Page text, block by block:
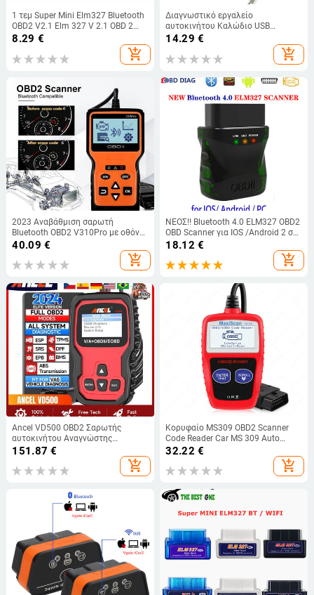
1 τεμ Super Mini Elm327 Bluetooth
OBD2 V2.1 Elm 327 V 2.1 OBD 2
Car Diagnostic Tool Scanner Car Co
8.29 €
add_shopping_cart
Διαγνωστικό εργαλείο
αυτοκινήτου Καλώδιο USB
VAG409.1 Vag 409 OBD2 Καλώδιο
για Volkswagen VW Passat Jetta
Golf Touareg VAG-COM_KKL409
14.29 €
add_shopping_cart
2023 Αναβάθμιση σαρωτή
Bluetooth OBD2 V310Pro με οθόνη
LCD Διαγνωστικός αναγνώστης
σφαλμάτων αυτοκινήτου για όλα
τα οχήματα OBDII από το 1996
40.09 €
add_shopping_cart
ΝΕΟΣ!! Bluetooth 4.0 ELM327 OBD2
OBD Scanner για IOS /Android 2 σε
1 Αναγνώστης κώδικα Διαγραφή
σφάλματος Διαγνωστικό εργαλείο
ελέγχου Φωτεινή ένδειξη
18.12 €
add_shopping_cart
Ancel VD500 OBD2 Σαρωτής
αυτοκινήτου Αναγνώστης
κωδικού αυτοκινήτου Επαναφορά
λαδιού EPB DTC TP ABS SRS
Πλήρες διαγνωστικό εργαλείο
151.87 €
add_shopping_cart
Κορυφαίο MS309 OBD2 Scanner
Code Reader Car MS 309 Auto
Diagnostic Tool OBD 2 όχημα
Αναγνώστης κωδικών κινητήρα
καλύτερο από το ELM327 OBD
32.22 €
add_shopping_cart